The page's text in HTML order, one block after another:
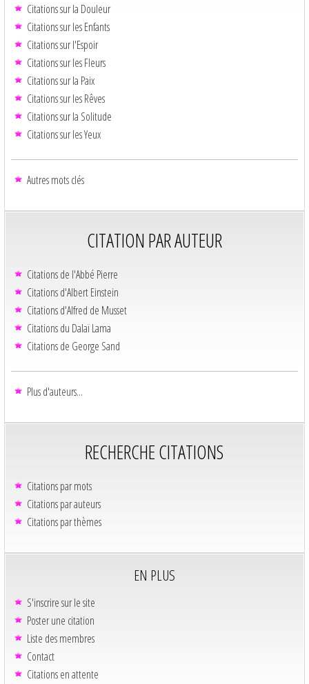
Citations sur la Douleur
Citations sur les Enfants
Citations sur l'Espoir
Citations sur les Fleurs
Citations sur la Paix
Citations sur les Rêves
Citations sur la Solitude
Citations sur les Yeux
Autres mots clés
CITATION PAR AUTEUR
Citations de l'Abbé Pierre
Citations d'Albert Einstein
Citations d'Alfred de Musset
Citations du Dalaï Lama
Citations de George Sand
Plus d'auteurs...
RECHERCHE CITATIONS
Citations par mots
Citations par auteurs
Citations par thèmes
EN PLUS
S'inscrire sur le site
Poster une citation
Liste des membres
Contact
Citations en attente